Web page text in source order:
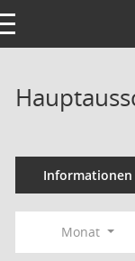
navigation
Informationen
Monat